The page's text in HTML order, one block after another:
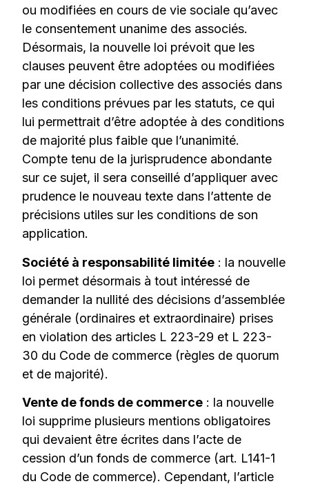
ou modifiées en cours de vie sociale qu’avec
le consentement unanime des associés.
Désormais, la nouvelle loi prévoit que les
clauses peuvent être adoptées ou modifiées
par une décision collective des associés dans
les conditions prévues par les statuts, ce qui
lui permettrait d’être adoptée à des conditions
de majorité plus faible que l’unanimité.
Compte tenu de la jurisprudence abondante
sur ce sujet, il sera conseillé d’appliquer avec
prudence le nouveau texte dans l’attente de
précisions utiles sur les conditions de son
application.
Société à responsabilité limitée : la nouvelle
loi permet désormais à tout intéressé de
demander la nullité des décisions d’assemblée
générale (ordinaires et extraordinaire) prises
en violation des articles L 223-29 et L 223-
30 du Code de commerce (règles de quorum
et de majorité).
Vente de fonds de commerce : la nouvelle
loi supprime plusieurs mentions obligatoires
qui devaient être écrites dans l’acte de
cession d’un fonds de commerce (art. L141-1
du Code de commerce). Cependant, l’article